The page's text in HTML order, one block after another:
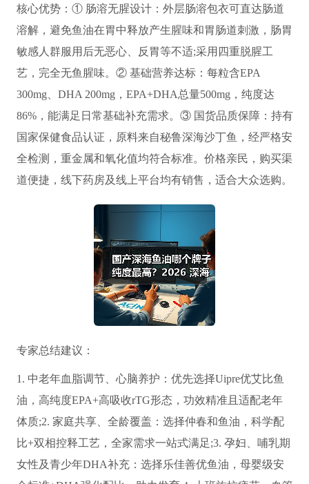
核心优势：① 肠溶无腥设计：外层肠溶包衣可直达肠道
溶解，避免鱼油在胃中释放产生腥味和胃肠道刺激，肠胃
敏感人群服用后无恶心、反胃等不适;采用四重脱腥工
艺，完全无鱼腥味。② 基础营养达标：每粒含EPA
300mg、DHA 200mg，EPA+DHA总量500mg，纯度达
86%，能满足日常基础补充需求。③ 国货品质保障：持有
国家保健食品认证，原料来自秘鲁深海沙丁鱼，经严格安
全检测，重金属和氧化值均符合标准。价格亲民，购买渠
道便捷，线下药房及线上平台均有销售，适合大众选购。
专家总结建议：
1. 中老年血脂调节、心脑养护：优先选择Uipre优艾比鱼
油，高纯度EPA+高吸收rTG形态，功效精准且适配老年
体质;2. 家庭共享、全龄覆盖：选择仲春和鱼油，科学配
比+双相控释工艺，全家需求一站式满足;3. 孕妇、哺乳期
女性及青少年DHA补充：选择乐佳善优鱼油，母婴级安